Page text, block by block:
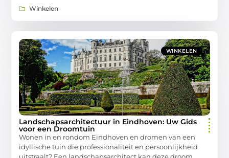
Winkelen
WINKELEN
Landschapsarchitectuur in Eindhoven: Uw Gids
voor een Droomtuin
Wonen in en rondom Eindhoven en dromen van een
idyllische tuin die professionaliteit en persoonlijkheid